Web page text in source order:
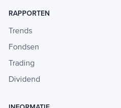
RAPPORTEN
Trends
Fondsen
Trading
Dividend